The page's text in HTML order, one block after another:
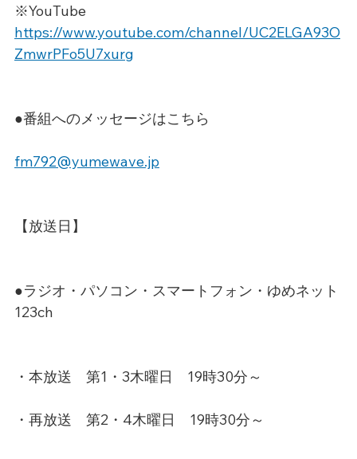
※YouTube
https://www.youtube.com/channel/UC2ELGA93O
ZmwrPFo5U7xurg
●番組へのメッセージはこちら
fm792@yumewave.jp
【放送日】
●ラジオ・パソコン・スマートフォン・ゆめネット
123ch
・本放送　第1・3木曜日　19時30分～
・再放送　第2・4木曜日　19時30分～